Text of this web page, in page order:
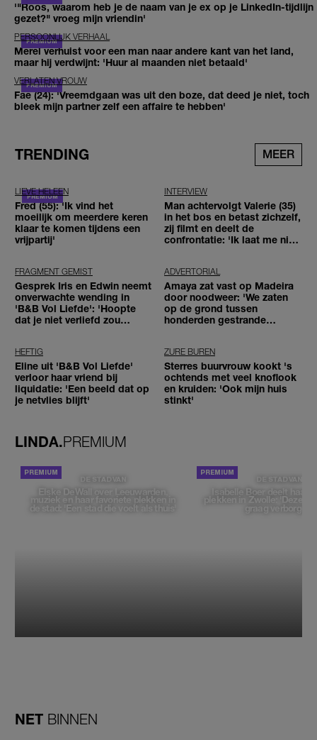
'"Roos, waarom heb je de naam van je ex op je LinkedIn-tijdlijn
gezet?" vroeg mijn vriendin'
PERSOONLIJK VERHAAL
Merel verhuist voor een man naar andere kant van het land,
maar hij verdwijnt: 'Huur al maanden niet betaald'
VERLATEN VROUW
Fae (24): 'Vreemdgaan was uit den boze, dat deed je niet, toch
bleek mijn partner zelf een affaire te hebben'
TRENDING MEER
LIEVE HELEEN
Fred (55): 'Ik vind het
moeilijk om meerdere keren
klaar te komen tijdens een
vrijpartij'
INTERVIEW
Man achtervolgt Valerie (35)
in het bos en betast zichzelf,
zij filmt en deelt de
confrontatie: 'Ik laat me niet
FRAGMENT GEMIST
Gesprek Iris en Edwin neemt
onverwachte wending in
'B&B Vol Liefde': 'Hoopte
dat je niet verliefd zou
ADVERTORIAL
Amaya zat vast op Madeira
door noodweer: 'We zaten
op de grond tussen
honderden gestrande
HEFTIG
Eline uit 'B&B Vol Liefde'
verloor haar vriend bij
liquidatie: 'Een beeld dat op
je netvlies blijft'
ZURE BUREN
Sterres buurvrouw kookt 's
ochtends met veel knoflook
en kruiden: 'Ook mijn huis
stinkt'
LINDA.PREMIUM
DE STAD VAN
Elske DeWall over Leeuwarden,
muziek en haar favoriete plekken in
de stad: 'Een stad die voelt als thuis'
DE STAD VAN
Isabelle Boer deelt haar
plekken in Zwolle: 'Deze
graag verborgen'
NET BINNEN